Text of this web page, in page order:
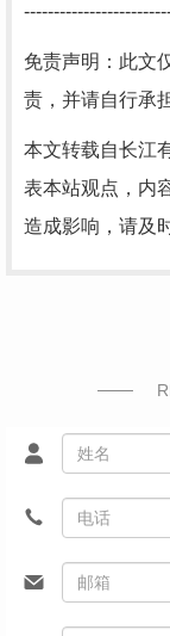
免责声明：此文
责，并请自行承
本文转载自长江
表本站观点，内
造成影响，请及